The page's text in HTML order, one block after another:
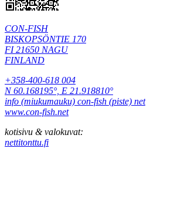
CON-FISH
BISKOPSÖNTIE 170
FI 21650 NAGU
FINLAND
+358-400-618 004
N 60.168195°, E 21.918810°
info (miukumauku) con-fish (piste) net
www.con-fish.net
kotisivu & valokuvat:
nettitonttu.fi